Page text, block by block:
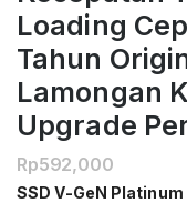
Loading
Tahun
Lamongan
Upgrade
Rp592,000
SSD V-GeN Platinum